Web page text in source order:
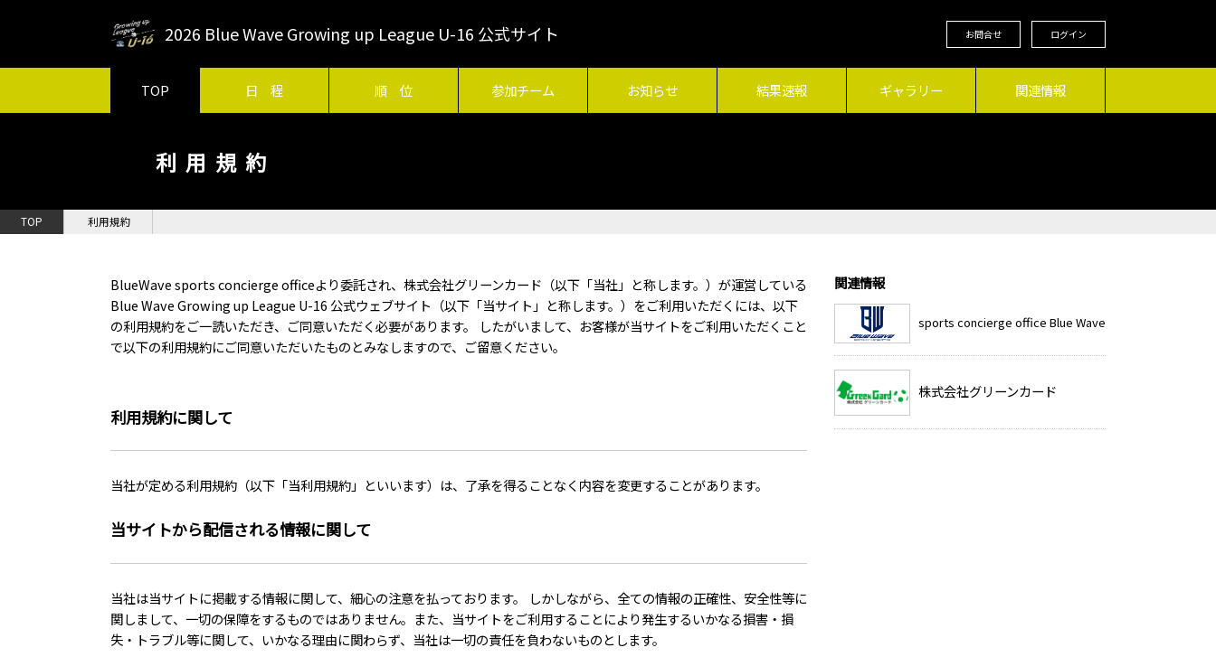
2026 Blue Wave Growing up League U-16 公式サイト お問合せ ログイン
TOP 日 程 順 位 参加チーム お知らせ 結果速報 ギャラリー 関連情報
利用規約
TOP 利用規約
BlueWave sports concierge officeより委託され、株式会社グリーンカード（以下「当社」と称します。）が運営している
Blue Wave Growing up League U-16 公式ウェブサイト（以下「当サイト」と称します。）をご利用いただくには、以下
の利用規約をご一読いただき、ご同意いただく必要があります。 したがいまして、お客様が当サイトをご利用いただくこと
で以下の利用規約にご同意いただいたものとみなしますので、ご留意ください。
利用規約に関して
当社が定める利用規約（以下「当利用規約」といいます）は、了承を得ることなく内容を変更することがあります。
当サイトから配信される情報に関して
当社は当サイトに掲載する情報に関して、細心の注意を払っております。 しかしながら、全ての情報の正確性、安全性等に
関しまして、一切の保障をするものではありません。また、当サイトをご利用することにより発生するいかなる損害・損
失・トラブル等に関して、いかなる理由に関わらず、当社は一切の責任を負わないものとします。
関連情報
sports concierge office Blue Wave
株式会社グリーンカード